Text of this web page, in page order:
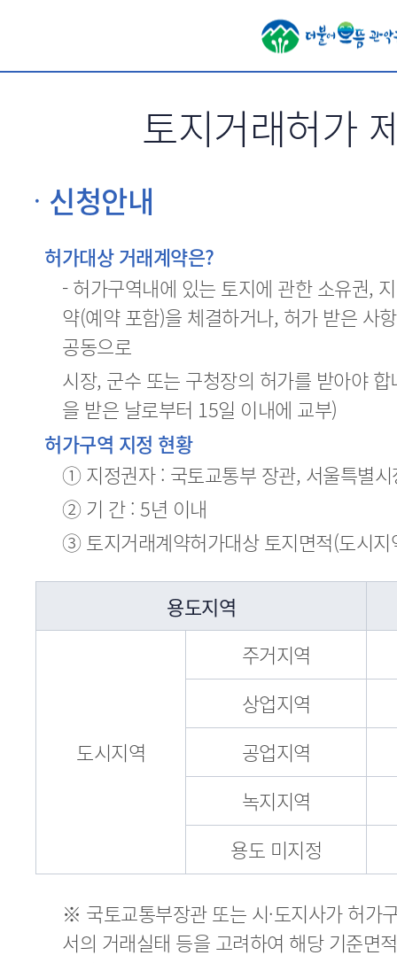
토지거래허가
신청안내
허가대상 거래계약은?
- 허가구역내에 있는 토지에 관한 소유권,
약(예약 포함)을 체결하거나, 허가 받은 사
공동으로
시장, 군수 또는 구청장의 허가를 받아야
을 받은 날로부터 15일 이내에 교부)
허가구역 지정 현황
① 지정권자 : 국토교통부 장관, 서울특별시
② 기 간 : 5년 이내
③ 토지거래계약허가대상 토지면적(도시지
용도지역
도시지역
주거지역
상업지역
공업지역
녹지지역
용도 미지정
※ 국토교통부장관 또는 시·도지사가 허가
서의 거래실태 등을 고려하여 해당 기준면